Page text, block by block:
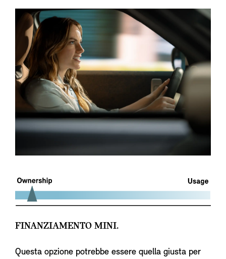
FINANZIAMENTO MINI.
Questa opzione potrebbe essere quella giusta per